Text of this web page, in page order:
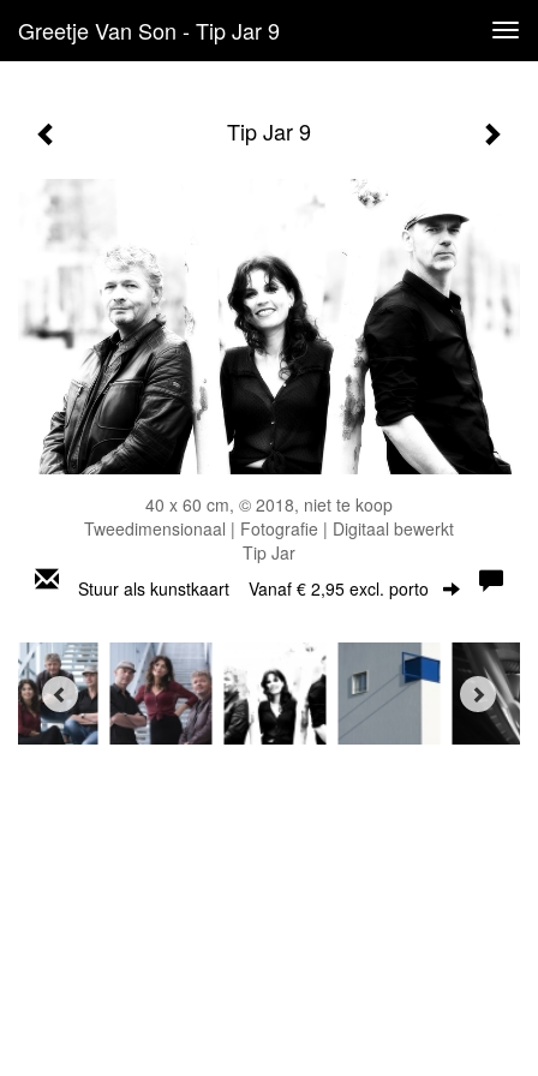
Greetje Van Son - Tip Jar 9
Tip Jar 9
40 x 60 cm, © 2018, niet te koop
Tweedimensionaal | Fotografie | Digitaal bewerkt
Tip Jar
Stuur als kunstkaart Vanaf € 2,95 excl. porto